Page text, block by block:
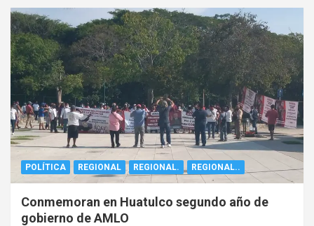
POLÍTICA REGIONAL REGIONAL. REGIONAL..
Conmemoran en Huatulco segundo año de
gobierno de AMLO